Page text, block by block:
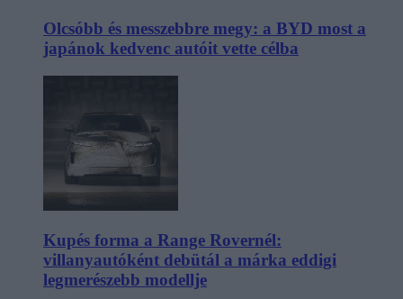
Olcsóbb és messzebbre megy: a BYD most a
japánok kedvenc autóit vette célba
Kupés forma a Range Rovernél:
villanyautóként debütál a márka eddigi
legmerészebb modellje